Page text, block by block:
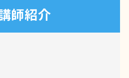
付中！初心者の方も大
で幅広い年代の方が
師紹介